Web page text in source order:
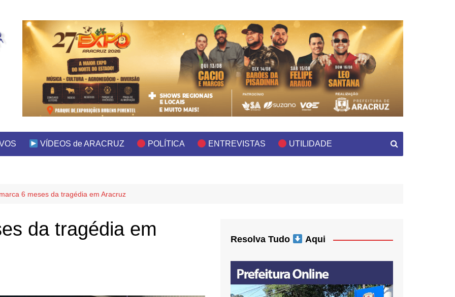
VÍDEOS de ARACRUZ POLÍTICA ENTREVISTAS UTILIDADE
6 meses da tragédia em Aracruz
da tragédia em
Resolva Tudo Aqui